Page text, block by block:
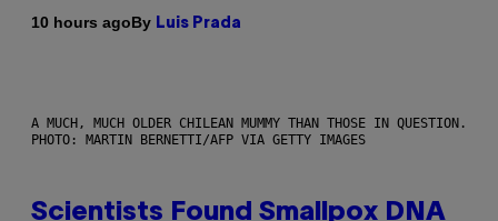
10 hours agoBy Luis Prada
A MUCH, MUCH OLDER CHILEAN MUMMY THAN THOSE IN QUESTION.
PHOTO: MARTIN BERNETTI/AFP VIA GETTY IMAGES
Scientists Found Smallpox DNA